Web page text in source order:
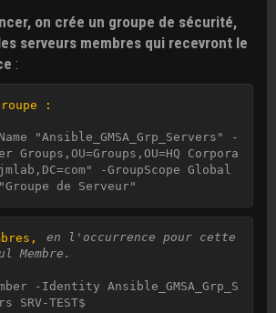
on crée un groupe de sécurité,
serveurs membres qui recevront le
:
:
"Ansible_GMSA_Grp_Servers" -
Groups,OU=Groups,OU=HQ Corpora
-GroupScope Global
de Serveur"
en l'occurrence pour cette
Membre.
-Identity Ansible_GMSA_Grp_S
SRV-TEST$